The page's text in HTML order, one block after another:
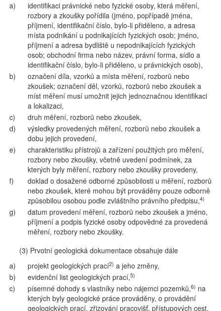
a)
identifikaci právnické nebo fyzické osoby, která měření,
rozbory a zkoušky pořídila (jméno, popřípadě jména,
příjmení, identifikační číslo, bylo-li přiděleno, a adresa
místa podnikání u podnikajících fyzických osob; jméno,
příjmení a adresa bydliště u nepodnikajících fyzických
osob; obchodní firma nebo název, právní forma, sídlo a
identifikační číslo, bylo-li přiděleno, u právnických osob),
b)
označení díla, vzorků a místa měření, rozborů nebo
zkoušek; označení děl, vzorků, rozborů nebo zkoušek a
míst měření musí umožnit jejich jednoznačnou identifikaci
a lokalizaci,
c)
druh měření, rozborů nebo zkoušek,
d)
výsledky provedených měření, rozborů nebo zkoušek a
dobu jejich provedení,
e)
charakteristiku přístrojů a zařízení použitých pro měření,
rozbory nebo zkoušky, včetně uvedení podmínek, za
kterých byly měření, rozbory nebo zkoušky provedeny,
f)
doklad o dosažené odborné způsobilosti u měření, rozborů
nebo zkoušek, které mohou být prováděny pouze odborně
způsobilou osobou podle zvláštního právního předpisu,4)
g)
datum provedení měření, rozborů nebo zkoušek a jméno,
příjmení a podpis fyzické osoby odpovědné za provedená
měření, rozbory nebo zkoušky.
(3) Prvotní geologická dokumentace obsahuje dále
a)
projekt geologických prací2) a jeho změny,
b)
evidenční list geologických prací,5)
c) písemné dohody s vlastníky nebo nájemci pozemků,6) na
kterých byly geologické práce prováděny, o provádění
geologických prací, zřizování pracovišť, přístupových cest,